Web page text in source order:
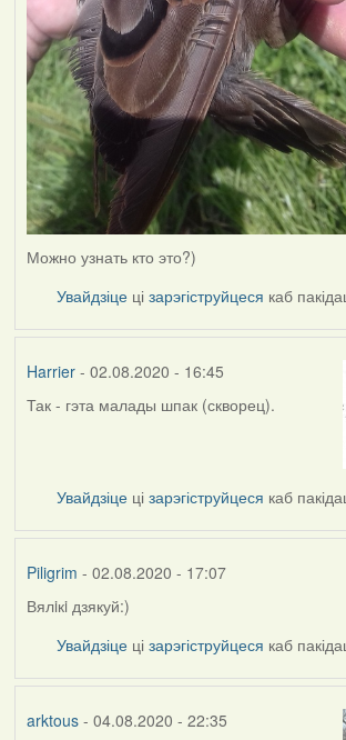
Можно узнать кто это?)
Увайдзіце цізарэгіструйцеся каб
Harrier- 02.08.2020 - 16:45
In
Piligrim
Так - гэта малады шпак (скворец).
Увайдзіце цізарэгіструйцеся каб
Piligrim - 02.08.2020 - 17:07
In
reply
by
Вялiкi дзякуй:)
Увайдзіце цізарэгіструйцеся каб
arktous- 04.08.2020 - 22:35